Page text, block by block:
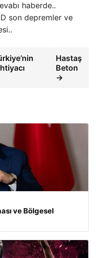
haberde..
son depremler ve
Hastaş
Beton
→
ve Bölgesel